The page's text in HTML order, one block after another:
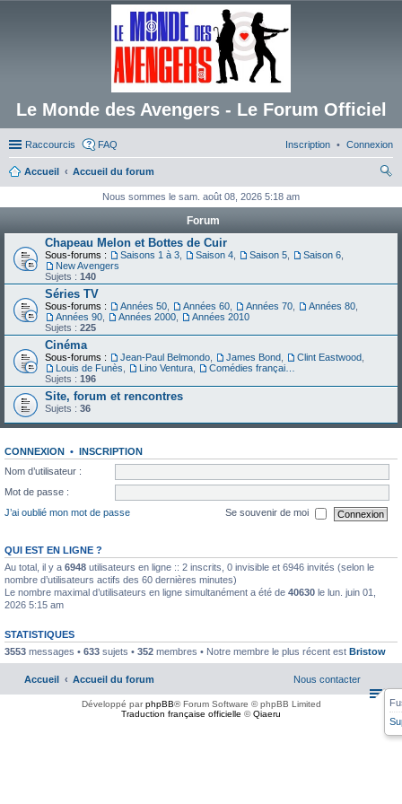
Le Monde des Avengers - Le Forum Officiel
Raccourcis FAQ Connexion
Inscription
Accueil
Accueil du forum
ch
Nous sommes le sam. août 08, 2026 5:18 am
Forum
Chapeau Melon et Bottes de Cuir
Sous-forums : Saisons 1 à 3 Saison 4 Saison 5 Saison 6
New Avengers
Sujets : 140
Séries TV
Sous-forums : Années 50 Années 60 Années 70 Années 80
Années 90
Années 2000
Années 2010
Sujets : 225
Cinéma
Sous-forums : Jean-Paul Belmondo James Bond Clint Eastwood
Louis de Funès
Lino Ventura
Sujets : 196
Site, forum et rencontres
Sujets : 36
CONNEXION • INSCRIPTION
Nom d’utilisateur :
Mot de passe :
J’ai oublié mon mot de passe
Se souvenir de moi
QUI EST EN LIGNE ?
Au total, il y a 6948 utilisateurs en ligne :: 2 inscrits, 0 invisible et 6946 invités (selon le
nombre d’utilisateurs actifs des 60 dernières minutes)
Le nombre maximal d’utilisateurs en ligne simultanément a été de 40630 le lun. juin 01,
2026 5:15 am
STATISTIQUES
3553 messages • 633 sujets • 352 membres • Notre membre le plus récent est Bristow
Accueil Accueil du forum Nous contacter
Développé parphpBB® Forum Software © phpBB Limited
Traduction française officielle ©Qiaeru